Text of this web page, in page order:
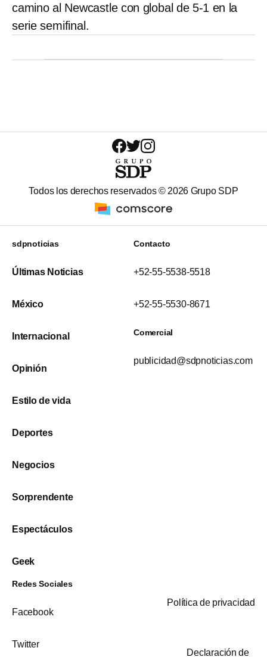
camino al Newcastle con global de 5-1 en la
serie semifinal.
Todos los derechos reservados © 2026 Grupo SDP
sdpnoticias
Últimas Noticias
México
Internacional
Opinión
Estilo de vida
Deportes
Negocios
Sorprendente
Espectáculos
Geek
Contacto
+52-55-5538-5518
+52-55-5530-8671
Comercial
publicidad@sdpnoticias.com
Redes Sociales
Facebook
Twitter
Política de privacidad
Declaración de